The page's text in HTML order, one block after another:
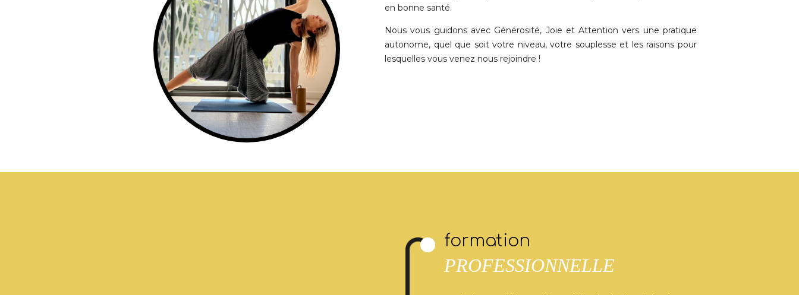
en bonne santé.
Nous vous guidons avec Générosité, Joie et Attention vers une pratique
autonome, quel que soit votre niveau, votre souplesse et les raisons pour
lesquelles vous venez nous rejoindre !
formation
PROFESSIONNELLE